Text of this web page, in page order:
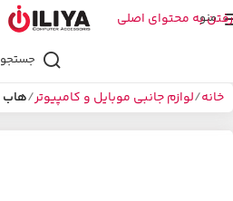
رفتن به محتوای اصلی
منو
جستجو
خانه لوازم جانبی موبایل و کامپیوتر هاب USB